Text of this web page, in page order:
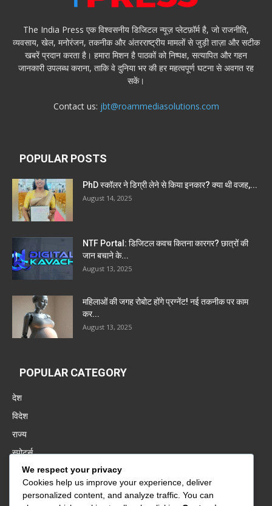
The India Press एक विश्वसनीय डिजिटल न्यूज़ प्लेटफ़ॉर्म है, जो राजनीति,
व्यवसाय, खेल, मनोरंजन, तकनीक और अंतरराष्ट्रीय मामलों से जुड़ी ताज़ा और सटीक
खबरें प्रदान करता है। हमारा मिशन है पाठकों को निष्पक्ष, सत्यापित और गहन
जानकारी उपलब्ध कराना, ताकि वे दुनिया भर की हर महत्वपूर्ण घटना से अवगत रह
सकें।
Contact us: jbt@roammediasolutions.com
POPULAR POSTS
PhD स्कॉलर ने डिग्री लेने से किया इनकार? क्या थी वजह,...
August 14, 2025
NTF Portal: डिजिटल कवच कितना कारगर? छात्रों की
जान बचाने के...
August 13, 2025
महिलाओं की जगह रोबोट होंगे प्रग्नेंट! नई तकनीक पर काम
कर...
August 13, 2025
POPULAR CATEGORY
देश
विदेश
राज्य
स्पोर्ट्स
पंजाब
बॉलीवुड
We respect your privacy
Cookies help us improve your experience, deliver
personalized content, and analyze traffic. You can